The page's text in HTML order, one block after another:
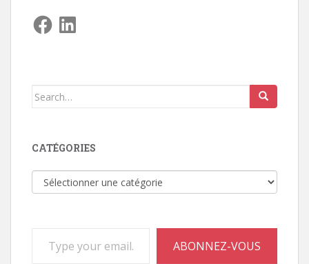
Facebook
LinkedIn
Search
CATÉGORIES
Catégories
ABONNEZ-VOUS